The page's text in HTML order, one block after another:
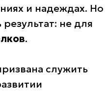
и надеждах. Но
не для
.
служить